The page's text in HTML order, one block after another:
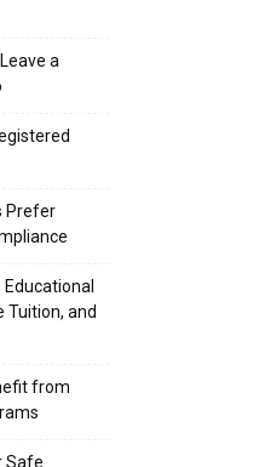
a
Prefer
Tuition, and
from
Safe